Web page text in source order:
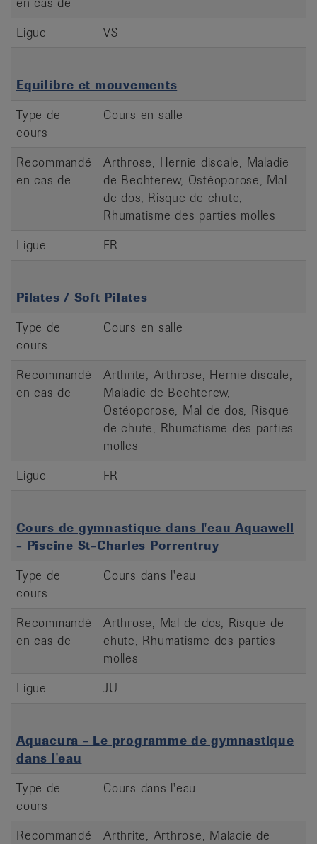
Ligue
VS
Equilibre et mouvements
Type de
cours
Cours en salle
Recommandé
en cas de
Arthrose, Hernie discale, Maladie
de Bechterew, Ostéoporose, Mal
de dos, Risque de chute,
Rhumatisme des parties molles
Ligue
FR
Pilates / Soft Pilates
Type de
cours
Cours en salle
Recommandé
en cas de
Arthrite, Arthrose, Hernie discale,
Maladie de Bechterew,
Ostéoporose, Mal de dos, Risque
de chute, Rhumatisme des parties
molles
Ligue
FR
Cours de gymnastique dans l'eau Aquawell
- Piscine St-Charles Porrentruy
Type de
cours
Cours dans l'eau
Recommandé
en cas de
Arthrose, Mal de dos, Risque de
chute, Rhumatisme des parties
molles
Ligue
JU
Aquacura - Le programme de gymnastique
dans l'eau
Type de
cours
Cours dans l'eau
Recommandé
Arthrite, Arthrose, Maladie de